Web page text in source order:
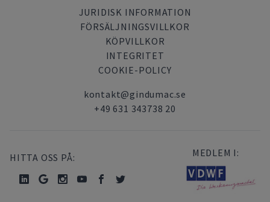
JURIDISK INFORMATION
FÖRSÄLJNINGSVILLKOR
KÖPVILLKOR
INTEGRITET
COOKIE-POLICY
kontakt@gindumac.se
+49 631 343738 20
HITTA OSS PÅ: MEDLEM I: